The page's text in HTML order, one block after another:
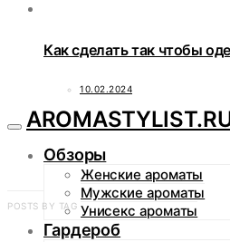
Как сделать так чтобы
10.02.2024
Обзоры
Женские ароматы
Мужские ароматы
Унисекс ароматы
Гардероб
POSTS BY TAG